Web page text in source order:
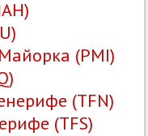
(PMI)
(TFN)
(TFS)